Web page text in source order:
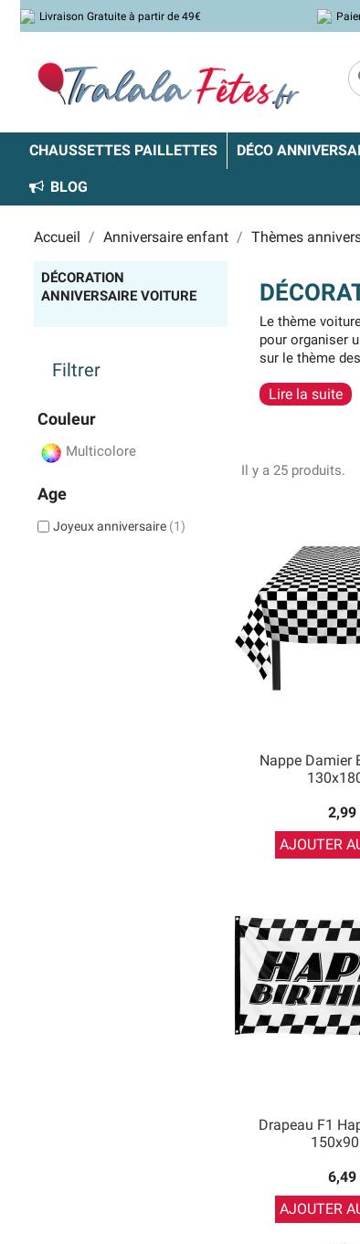
Livraison Gratuite à partir de 49€
CHAUSSETTES PAILLETTES DÉCO
BLOG
Accueil Anniversaire enfant Thèmes
DÉCORATION
ANNIVERSAIRE VOITURE
Filtrer
Couleur
Multicolore
Age
Joyeux anniversaire (1)
Le thème
pour organiser
sur le thème
Si la personne
Lire la suite
Il y a 25 produits.
Nappe Damier
2,99
AJOUTER
Drapeau F1
6,49
AJOUTER